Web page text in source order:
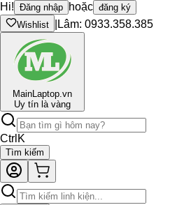
Hi! Đăng nhập hoặc đăng ký
Wishlist
Lâm: 0933.358.385
MainLaptop.vn
Uy tín là vàng
Ctrl K
Tìm kiếm